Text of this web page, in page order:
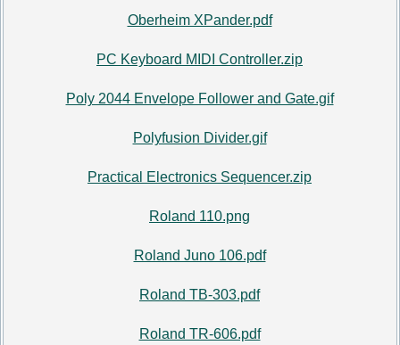
Oberheim XPander.pdf
PC Keyboard MIDI Controller.zip
Poly 2044 Envelope Follower and Gate.gif
Polyfusion Divider.gif
Practical Electronics Sequencer.zip
Roland 110.png
Roland Juno 106.pdf
Roland TB-303.pdf
Roland TR-606.pdf